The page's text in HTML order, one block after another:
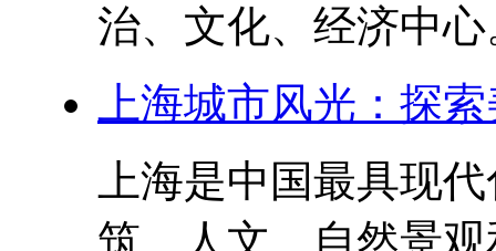
治、文化、经济中
上海城市风光：探
上海是中国最具现
筑、人文、自然景